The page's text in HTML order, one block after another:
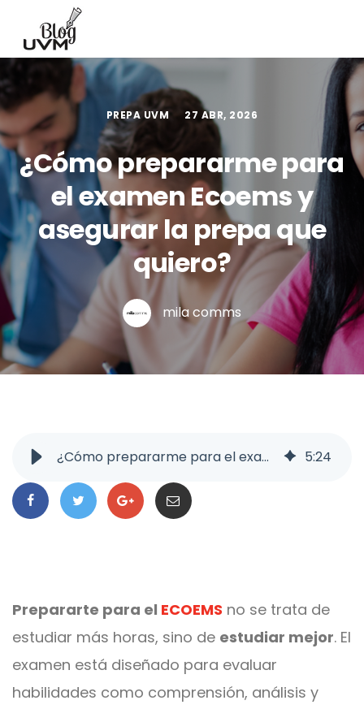
PREPA UVM 27 ABR, 2026
¿Cómo prepararme para
el examen Ecoems y
asegurar la prepa que
quiero?
mila comms
¿Cómo prepararme para el examen Ecoems y asegurar la prepa que quiero? 5:24
Prepararte para el ECOEMS no se trata de
estudiar más horas, sino de estudiar mejor. El
examen está diseñado para evaluar
habilidades como comprensión, análisis y